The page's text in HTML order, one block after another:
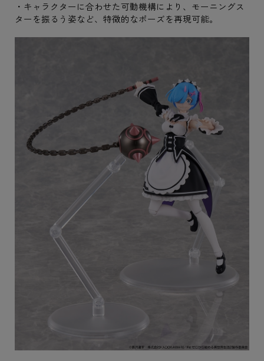
・キャラクターに合わせた可動機構により、モーニングス
ターを振るう姿など、特徴的なポーズを再現可能。